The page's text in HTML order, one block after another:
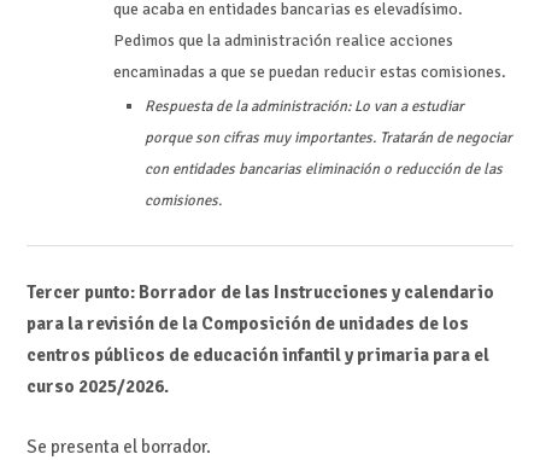
que acaba en entidades bancarias es elevadísimo.
Pedimos que la administración realice acciones
encaminadas a que se puedan reducir estas comisiones.
Respuesta de la administración: Lo van a estudiar
porque son cifras muy importantes. Tratarán de negociar
con entidades bancarias eliminación o reducción de las
comisiones.
Tercer punto: Borrador de las Instrucciones y calendario
para la revisión de la Composición de unidades de los
centros públicos de educación infantil y primaria para el
curso 2025/2026.
Se presenta el borrador.